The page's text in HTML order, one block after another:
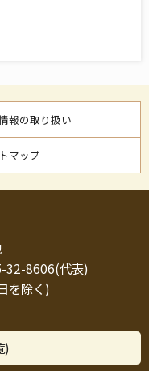
報の取り扱い
マップ
32-8606(代表)
を除く)
)